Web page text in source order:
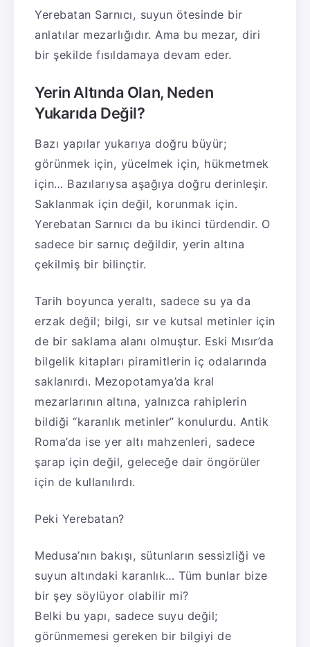
Yerebatan Sarnıcı, suyun ötesinde bir
anlatılar mezarlığıdır. Ama bu mezar, diri
bir şekilde fısıldamaya devam eder.
Yerin Altında Olan, Neden
Yukarıda Değil?
Bazı yapılar yukarıya doğru büyür;
görünmek için, yücelmek için, hükmetmek
için… Bazılarıysa aşağıya doğru derinleşir.
Saklanmak için değil, korunmak için.
Yerebatan Sarnıcı da bu ikinci türdendir. O
sadece bir sarnıç değildir, yerin altına
çekilmiş bir bilinçtir.
Tarih boyunca yeraltı, sadece su ya da
erzak değil; bilgi, sır ve kutsal metinler için
de bir saklama alanı olmuştur. Eski Mısır’da
bilgelik kitapları piramitlerin iç odalarında
saklanırdı. Mezopotamya’da kral
mezarlarının altına, yalnızca rahiplerin
bildiği “karanlık metinler” konulurdu. Antik
Roma’da ise yer altı mahzenleri, sadece
şarap için değil, geleceğe dair öngörüler
için de kullanılırdı.
Peki Yerebatan?
Medusa’nın bakışı, sütunların sessizliği ve
suyun altındaki karanlık… Tüm bunlar bize
bir şey söylüyor olabilir mi?
Belki bu yapı, sadece suyu değil;
görünmemesi gereken bir bilgiyi de